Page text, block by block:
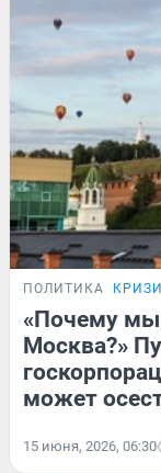
ПОЛИТИКА
«Почему мы
Москва?»
может
15 июня, 2026, 06:30